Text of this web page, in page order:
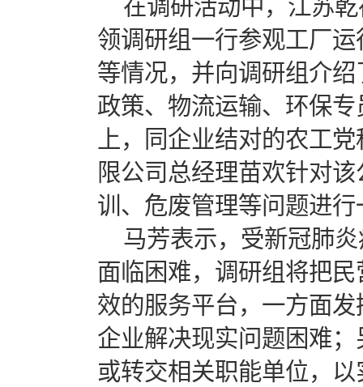
在调研活动中，江苏
领调研组一行参观工厂
等情况，并向调研组介
政策、物流运输、环保
上，同企业结对的农工
限公司总经理苗欢针对
训、危废管理等问题进
马芳表示，受新冠肺
面临困难，调研组将把
效的服务平台，一方面
企业解决现实问题困难
或转交相关职能单位，